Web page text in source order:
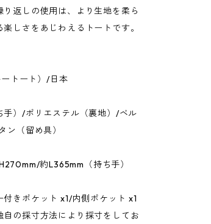
返しの使用は、より生地を柔ら
しさをあじわえるトートです。
ートート）/日本
手）/ポリエステル（裏地）/ベル
ン（留め具）
約L365mm（持ち手）
きポケット x1/内側ポケット x1
自の採寸方法により採寸をしてお